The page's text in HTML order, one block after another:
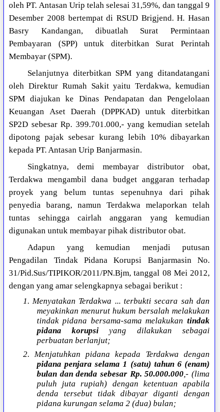
oleh PT. Antasan Urip telah selesai 31,59%, dan tanggal 9
Desember 2008 bertempat di RSUD Brigjend. H. Hasan
Basry Kandangan, dibuatlah Surat Permintaan
Pembayaran (SPP) untuk diterbitkan Surat Perintah
Membayar (SPM).
Selanjutnya diterbitkan SPM yang ditandatangani
oleh Direktur Rumah Sakit yaitu Terdakwa, kemudian
SPM diajukan ke Dinas Pendapatan dan Pengelolaan
Keuangan Aset Daerah (DPPKAD) untuk diterbitkan
SP2D sebesar Rp. 399.701.000,- yang kemudian setelah
dipotong pajak sebesar kurang lebih 10% dibayarkan
kepada PT. Antasan Urip Banjarmasin.
Singkatnya, demi membayar distributor obat,
Terdakwa mengambil dana budget anggaran terhadap
proyek yang belum tuntas sepenuhnya dari pihak
penyedia barang, namun Terdakwa melaporkan telah
tuntas sehingga cairlah anggaran yang kemudian
digunakan untuk membayar pihak distributor obat.
Adapun yang kemudian menjadi putusan
Pengadilan Tindak Pidana Korupsi Banjarmasin No.
31/Pid.Sus/TIPIKOR/2011/PN.Bjm, tanggal 08 Mei 2012,
dengan yang amar selengkapnya sebagai berikut :
1. Menyatakan Terdakwa ... terbukti secara sah dan
meyakinkan menurut hukum bersalah melakukan
tindak pidana bersama-sama melakukan tindak
pidana korupsi yang dilakukan sebagai
perbuatan berlanjut;
2. Menjatuhkan pidana kepada Terdakwa dengan
pidana penjara selama 1 (satu) tahun 6 (enam)
bulan dan denda sebesar Rp. 50.000.000,- (lima
puluh juta rupiah) dengan ketentuan apabila
denda tersebut tidak dibayar diganti dengan
pidana kurungan selama 2 (dua) bulan;